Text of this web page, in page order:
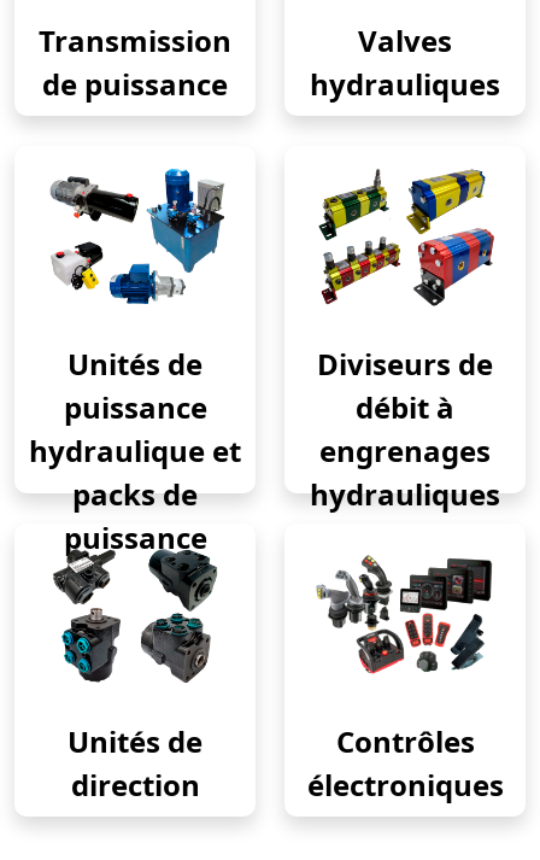
Transmission
de puissance
Valves
hydrauliques
Unités de
puissance
hydraulique et
packs de
puissance
Diviseurs de
débit à
engrenages
hydrauliques
Unités de
direction
Contrôles
électroniques